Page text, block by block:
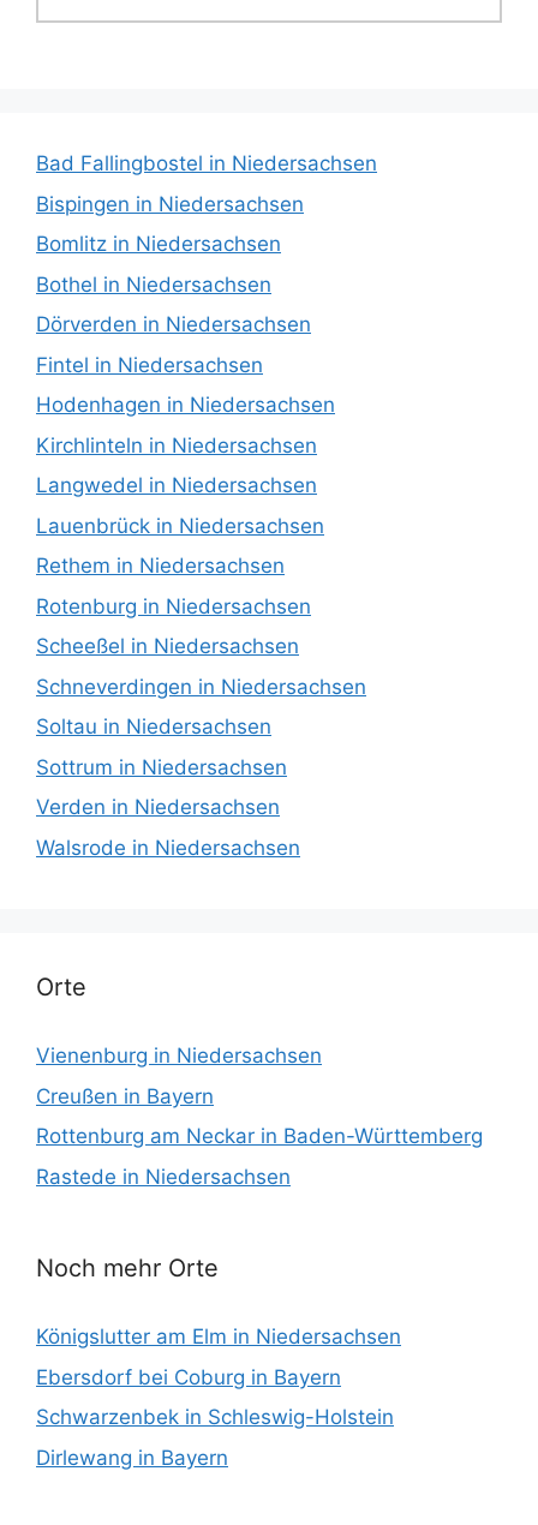
Bad Fallingbostel in Niedersachsen
Bispingen in Niedersachsen
Bomlitz in Niedersachsen
Bothel in Niedersachsen
Dörverden in Niedersachsen
Fintel in Niedersachsen
Hodenhagen in Niedersachsen
Kirchlinteln in Niedersachsen
Langwedel in Niedersachsen
Lauenbrück in Niedersachsen
Rethem in Niedersachsen
Rotenburg in Niedersachsen
Scheeßel in Niedersachsen
Schneverdingen in Niedersachsen
Soltau in Niedersachsen
Sottrum in Niedersachsen
Verden in Niedersachsen
Walsrode in Niedersachsen
Orte
Vienenburg in Niedersachsen
Creußen in Bayern
Rottenburg am Neckar in Baden-Württemberg
Rastede in Niedersachsen
Noch mehr Orte
Königslutter am Elm in Niedersachsen
Ebersdorf bei Coburg in Bayern
Schwarzenbek in Schleswig-Holstein
Dirlewang in Bayern